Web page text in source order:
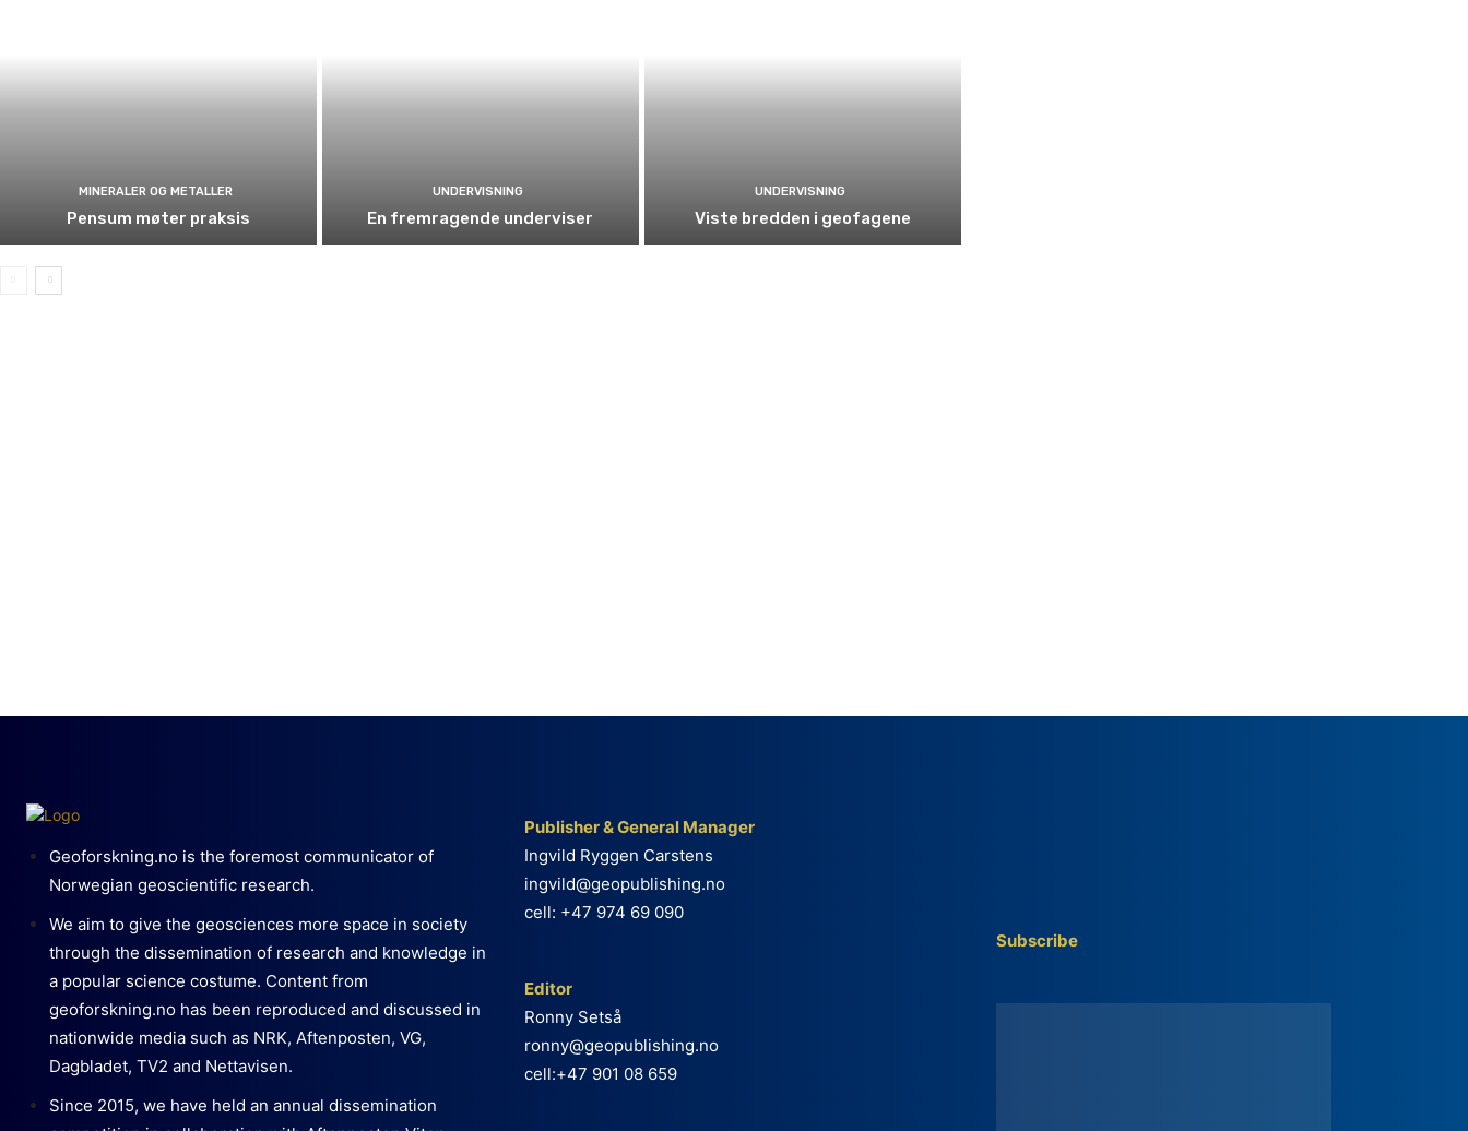
MINERALER OG METALLER
Pensum møter praksis
UNDERVISNING
En fremragende underviser
UNDERVISNING
Viste bredden i geofagene
Geoforskning.no is the foremost communicator of
Norwegian geoscientific research.
We aim to give the geosciences more space in society
through the dissemination of research and knowledge in
a popular science costume. Content from
geoforskning.no has been reproduced and discussed in
nationwide media such as NRK, Aftenposten, VG,
Dagbladet, TV2 and Nettavisen.
Since 2015, we have held an annual dissemination
Publisher & General Manager
Ingvild Ryggen Carstens
ingvild@geopublishing.no
cell: +47 974 69 090
Editor
Ronny Setså
ronny@geopublishing.no
cell:+47 901 08 659
Subscribe